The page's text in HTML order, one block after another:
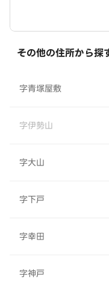
その他の住所から探
字青塚屋敷
字伊勢山
字大山
字下戸
字幸田
字神戸